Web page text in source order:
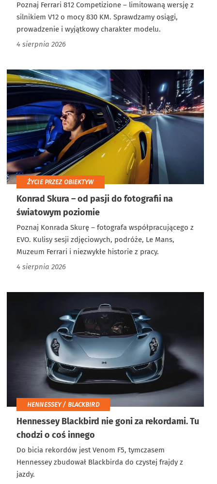
Poznaj Ferrari 812 Competizione – limitowaną wersję z
silnikiem V12 o mocy 830 KM. Sprawdzamy osiągi,
prowadzenie i wyjątkowy charakter modelu.
4 sierpnia 2026
ŻYCIE PRZEZ OBIEKTYW
Konrad Skura – od pasji do fotografii na
światowym poziomie
Poznaj Konrada Skurę – fotografa współpracującego z
EVO. Kulisy sesji zdjęciowych, podróże, Le Mans,
Muzeum Ferrari i niezwykłe historie z pracy.
4 sierpnia 2026
HENNESSEY / BLACKBIRD
Hennessey Blackbird nie goni za rekordami. Tu
chodzi o coś innego
Do bicia rekordów jest Venom F5, tymczasem
Hennessey zbudował Blackbirda do czystej frajdy z
jazdy.